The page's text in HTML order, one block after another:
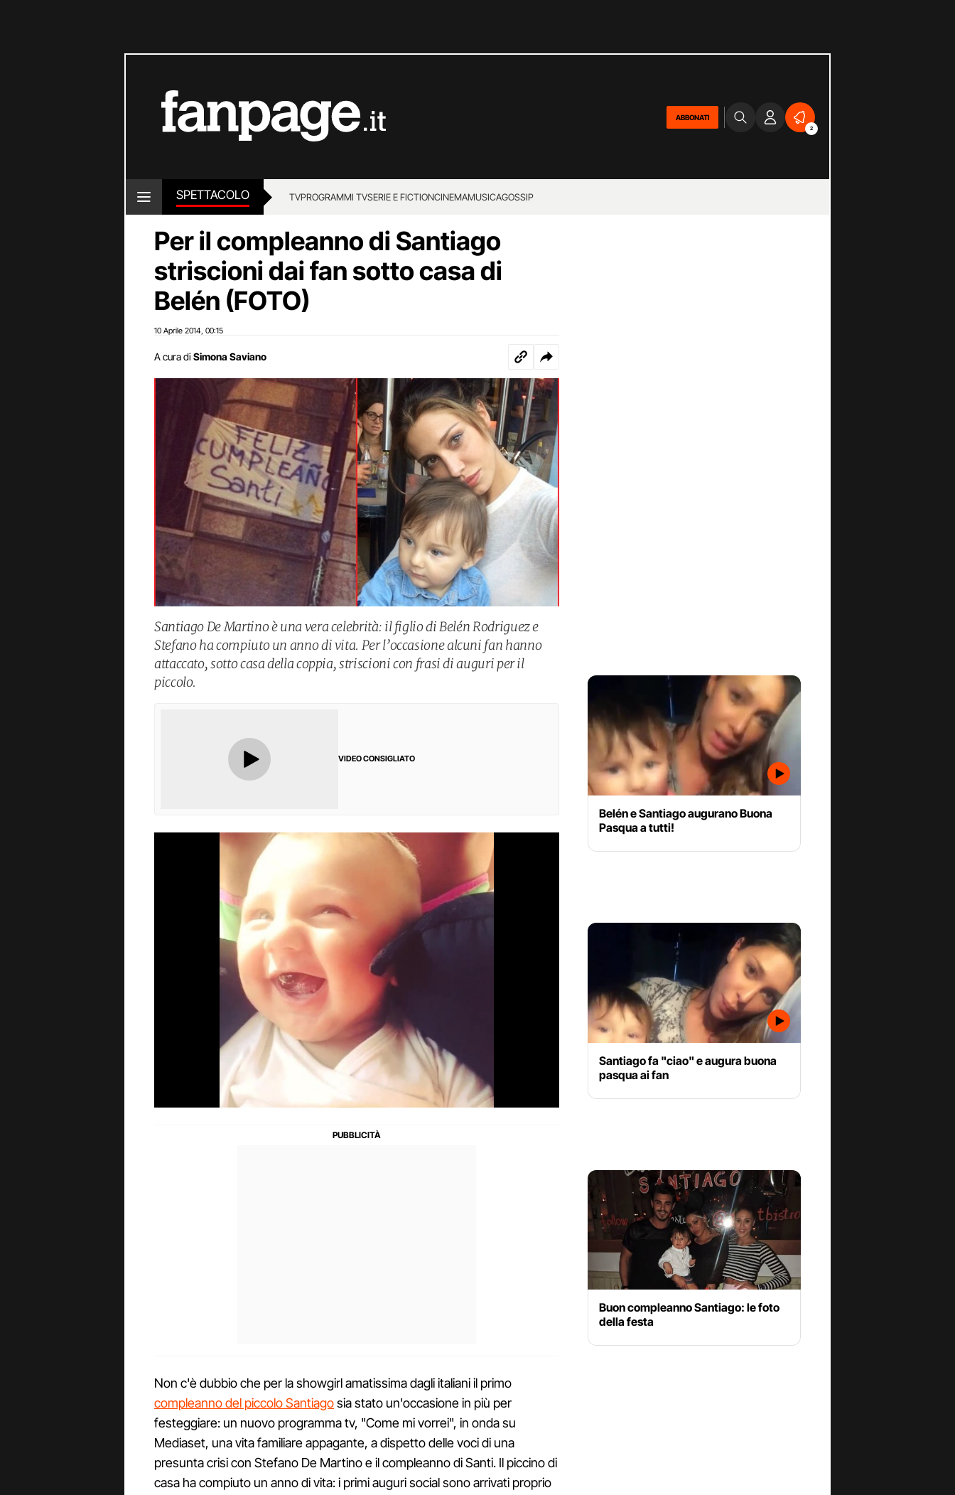
ABBONATI
2
SPETTACOLO TVPROGRAMMI TVSERIE E FICTIONCINEMAMUSICAGOSSIP
Per il compleanno di Santiago
striscioni dai fan sotto casa di
Belén (FOTO)
10 Aprile 2014 00:15
A cura di Simona Saviano
Santiago De Martino è una vera celebrità: il figlio di Belén Rodriguez e
Stefano ha compiuto un anno di vita. Per l’occasione alcuni fan hanno
attaccato, sotto casa della coppia, striscioni con frasi di auguri per il
piccolo.
VIDEO CONSIGLIATO
Non c'è dubbio che per la showgirl amatissima dagli italiani il primo
compleanno del piccolo Santiagosia stato un'occasione in più per
festeggiare: un nuovo programma tv, "Come mi vorrei", in onda su
Mediaset, una vita familiare appagante, a dispetto delle voci di una
presunta crisi con Stefano De Martino e il compleanno di Santi. Il piccino di
casa ha compiuto un anno di vita: i primi auguri social sono arrivati proprio
Belén e Santiago augurano Buona
Pasqua a tutti!
Santiago fa "ciao" e augura buona
pasqua ai fan
Buon compleanno Santiago: le foto
della festa